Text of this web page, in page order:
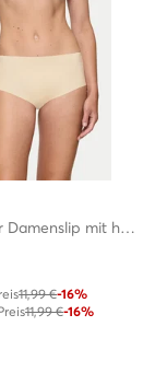
Klassischer Damenslip mit hoher Taille · Beige
11,99 €-16%
11,99 €-16%